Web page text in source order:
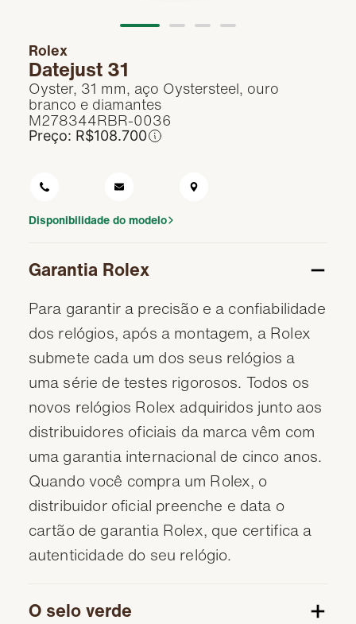
Rolex
Datejust 31
Oyster, 31 mm, aço Oystersteel, ouro
branco e diamantes
M278344RBR-0036
Preço: R$108.700
Disponibilidade do modelo
Garantia Rolex
Para garantir a precisão e a confiabilidade
dos relógios, após a montagem, a Rolex
submete cada um dos seus relógios a
uma série de testes rigorosos. Todos os
novos relógios Rolex adquiridos junto aos
distribuidores oficiais da marca vêm com
uma garantia internacional de cinco anos.
Quando você compra um Rolex, o
distribuidor oficial preenche e data o
cartão de garantia Rolex, que certifica a
autenticidade do seu relógio.
O selo verde